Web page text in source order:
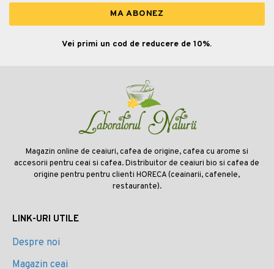
Vei primi un cod de reducere de 10%.
Magazin online de ceaiuri, cafea de origine, cafea cu arome si
accesorii pentru ceai si cafea. Distribuitor de ceaiuri bio si cafea de
origine pentru pentru clienti HORECA (ceainarii, cafenele,
restaurante).
LINK-URI UTILE
Despre noi
Magazin ceai